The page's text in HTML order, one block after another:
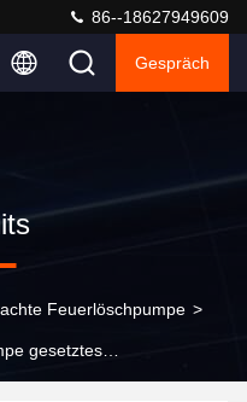
86--18627949609
Gespräch
Feuerlöschpumpe >
gesetztes